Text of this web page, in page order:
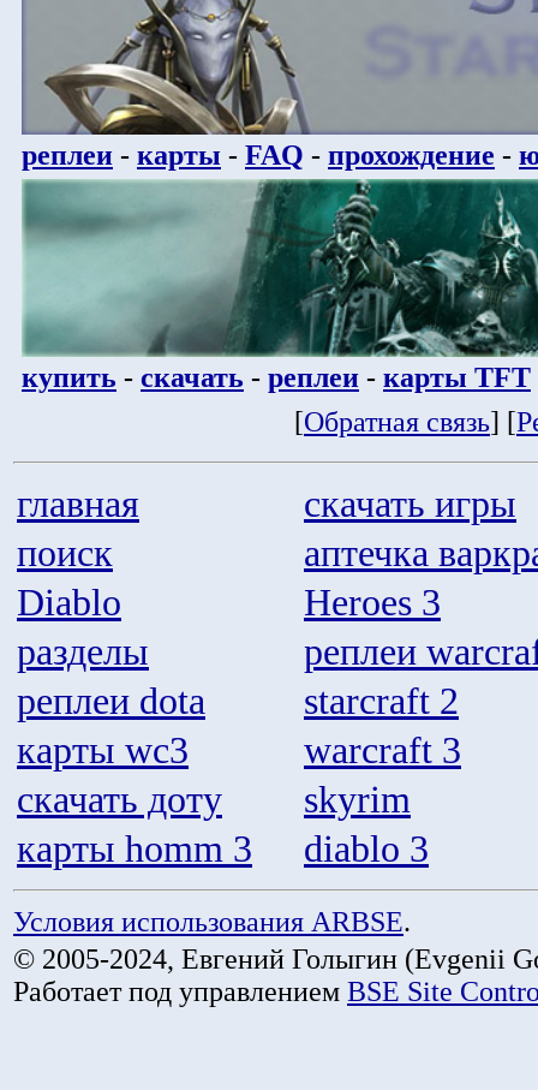
реплеи - карты - FAQ - прохождение -
купить - скачать - реплеи - карты TFT
[Обратная связь] [
главная
скачать игры
поиск
аптечка
Diablo
Heroes 3
разделы
реплеи
реплеи dota
starcraft 2
карты wc3
warcraft 3
скачать доту
skyrim
карты homm 3
diablo 3
Условия использования ARBSE.
© 2005-2024, Евгений Голыгин (Evgenii
Работает под управлением BSE Site